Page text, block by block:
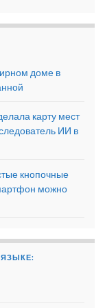
доме в
карту мест
ИИ в
кнопочные
можно